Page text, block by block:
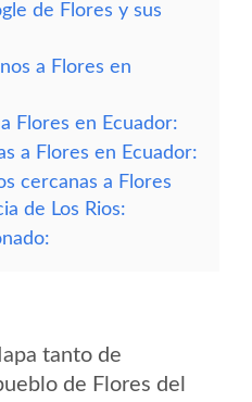
de Flores y sus
a Flores en
Flores en Ecuador:
a Flores en Ecuador:
cercanas a Flores
de Los Rios:
tanto de
de Flores del